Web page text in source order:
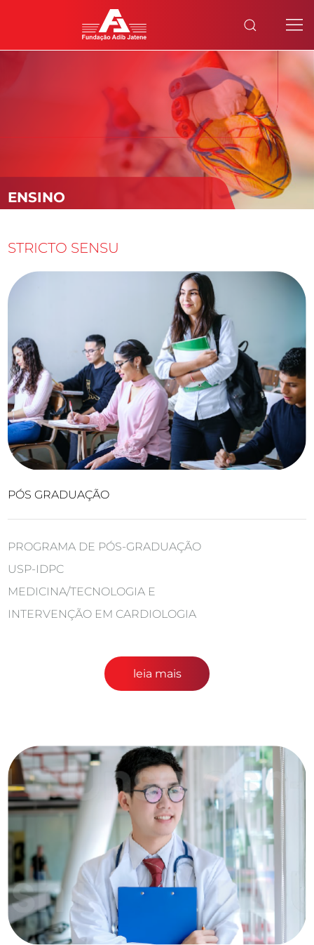
ENSINO
STRICTO SENSU
PÓS GRADUAÇÃO
PROGRAMA DE PÓS-GRADUAÇÃO
USP-IDPC
MEDICINA/TECNOLOGIA E
INTERVENÇÃO EM CARDIOLOGIA
leia mais